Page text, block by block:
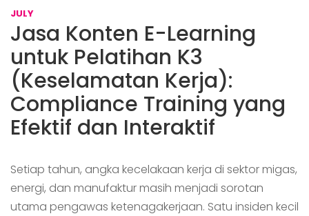
JULY
Jasa Konten E-Learning
untuk Pelatihan K3
(Keselamatan Kerja):
Compliance Training yang
Efektif dan Interaktif
Setiap tahun, angka kecelakaan kerja di sektor migas,
energi, dan manufaktur masih menjadi sorotan
utama pengawas ketenagakerjaan. Satu insiden kecil